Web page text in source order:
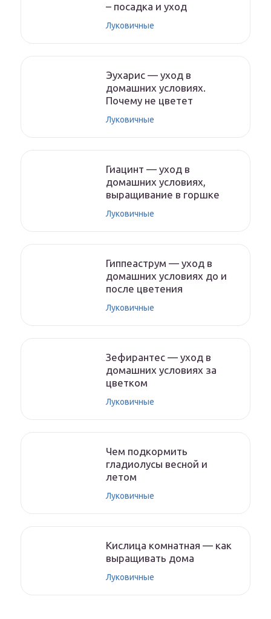
– посадка и уход
Луковичные
Эухарис — уход в
домашних условиях.
Почему не цветет
Луковичные
Гиацинт — уход в
домашних условиях,
выращивание в горшке
Луковичные
Гиппеаструм — уход в
домашних условиях до и
после цветения
Луковичные
Зефирантес — уход в
домашних условиях за
цветком
Луковичные
Чем подкормить
гладиолусы весной и
летом
Луковичные
Кислица комнатная — как
выращивать дома
Луковичные